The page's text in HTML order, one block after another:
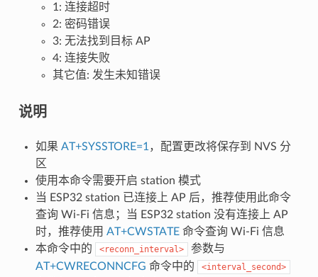
1: 连接超时
2: 密码错误
3: 无法找到目标 AP
4: 连接失败
其它值: 发生未知错误
说明
如果 AT+SYSSTORE=1 ，配置更改将保存到 NVS 分
区
使用本命令需要开启 station 模式
当 ESP32 station 已连接上 AP 后，推荐使用此命令
查询 Wi-Fi 信息；当 ESP32 station 没有连接上 AP
时，推荐使用 AT+CWSTATE命令查询 Wi-Fi 信息
本命令中的
<reconn_interval>
参数与
AT+CWRECONNCFG 命令中的 <interval_second>